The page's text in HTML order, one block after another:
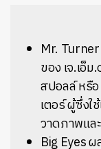
Mr.
ของ เจ.เอ็
สปอลล์ หรื
เตอร์ ผู้ซึ่งใ
วาดภาพแล
Big Eyes